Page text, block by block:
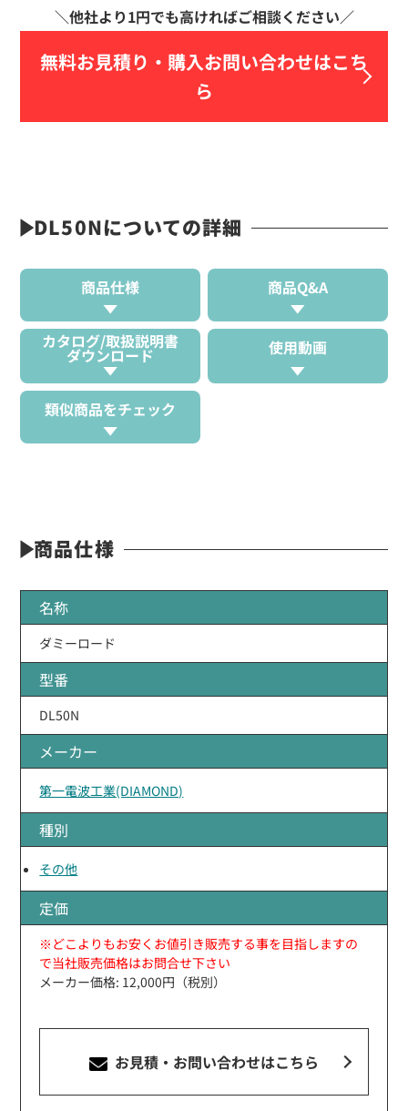
無料お見積り・ 購入お問い合わせはこち
ら
DL50Nについての詳細
商品仕様 商品Q&A
カタログ/取扱説明書
ダウンロード 使用動画
類似商品をチェック
商品仕様
名称
ダミーロード
型番
DL50N
メーカー
第一電波工業(DIAMOND)
種別
その他
定価
※どこよりもお安くお値引き販売する事を目指しますの
で当社販売価格はお問合せ下さい
メーカー価格: 12,000円（税別）
お見積・お問い合わせはこちら